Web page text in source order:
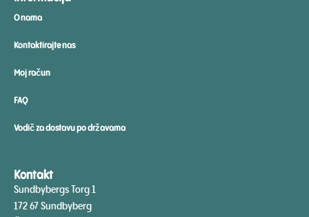
O nama
Kontaktirajte nas
Moj račun
FAQ
Vodič za dostavu po državama
Kontakt
Sundbybergs Torg 1
172 67 Sundbyberg